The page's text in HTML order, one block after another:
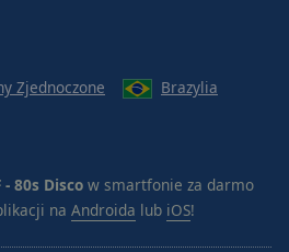
Zjednoczone
Brazylia
- 80s Disco w smartfonie za darmo
na Androida lub iOS!